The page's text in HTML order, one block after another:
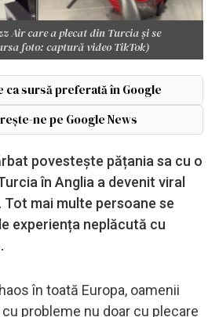
Air care a plecat din Turcia și se
foto: captură video TikTok)
ca sursă preferată în Google
ne pe Google News
povestește pățania sa cu o
în Anglia a devenit viral
Tot mai multe persoane se
experiența neplăcută cu
în toată Europa, oamenii
probleme nu doar cu plecare